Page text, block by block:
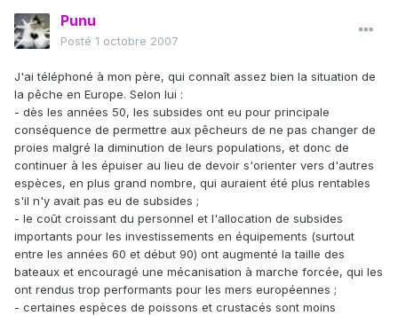
Punu
Posté 1 octobre 2007
J'ai téléphoné à mon père, qui connaît assez bien la situation de
la pêche en Europe. Selon lui :
- dès les années 50, les subsides ont eu pour principale
conséquence de permettre aux pêcheurs de ne pas changer de
proies malgré la diminution de leurs populations, et donc de
continuer à les épuiser au lieu de devoir s'orienter vers d'autres
espèces, en plus grand nombre, qui auraient été plus rentables
s'il n'y avait pas eu de subsides ;
- le coût croissant du personnel et l'allocation de subsides
importants pour les investissements en équipements (surtout
entre les années 60 et début 90) ont augmenté la taille des
bateaux et encouragé une mécanisation à marche forcée, qui les
ont rendus trop performants pour les mers européennes ;
- certaines espèces de poissons et crustacés sont moins